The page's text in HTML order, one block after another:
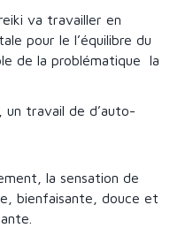
va travailler en
pour le l’équilibre du
de la problématique la
travail de d’auto-
la sensation de
bienfaisante, douce et